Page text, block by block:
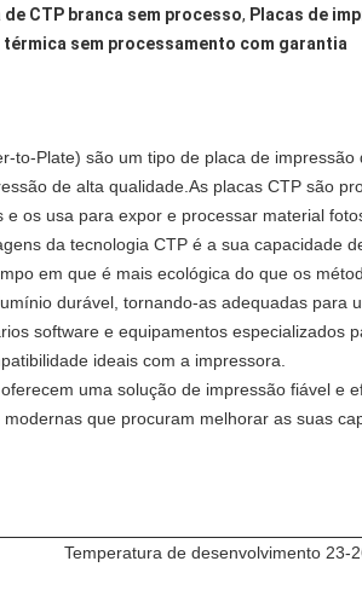
de CTP branca sem processo, Placas de
térmica sem processamento com garantia
to-Plate) são um tipo de placa de
de alta qualidade.As placas CTP são
e os usa para expor e processar material
da tecnologia CTP é a sua capacidade
em que é mais ecológica do que os
durável, tornando-as adequadas para
software e equipamentos especializados
ideais com a impressora.
uma solução de impressão fiável e
que procuram melhorar as suas
Temperatura de desenvolvimento 23-